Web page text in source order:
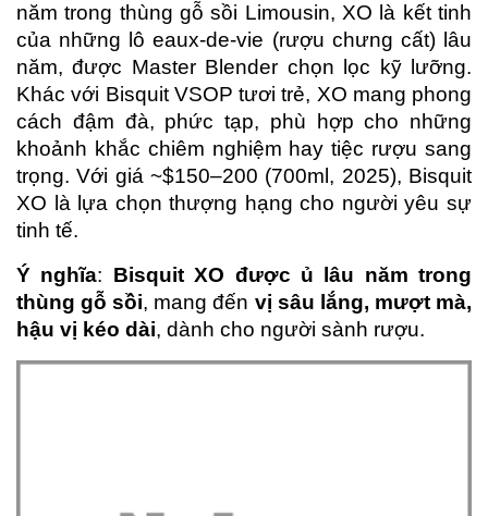
năm trong thùng gỗ sồi Limousin, XO là kết tinh
của những lô eaux-de-vie (rượu chưng cất) lâu
năm, được Master Blender chọn lọc kỹ lưỡng.
Khác với Bisquit VSOP tươi trẻ, XO mang phong
cách đậm đà, phức tạp, phù hợp cho những
khoảnh khắc chiêm nghiệm hay tiệc rượu sang
trọng. Với giá ~$150–200 (700ml, 2025), Bisquit
XO là lựa chọn thượng hạng cho người yêu sự
tinh tế.
Ý nghĩa: Bisquit XO được ủ lâu năm trong
thùng gỗ sồi, mang đến vị sâu lắng, mượt mà,
hậu vị kéo dài, dành cho người sành rượu.